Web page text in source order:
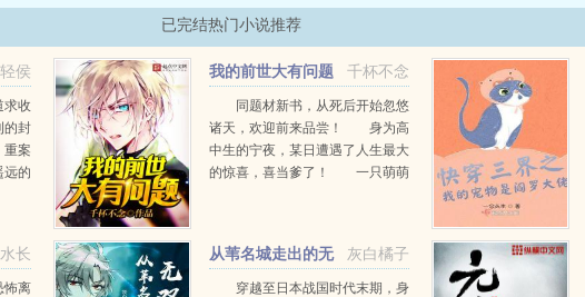
已完结热门小说推荐
轻侯
求收
的封
重案
远的
千杯不念
我的前世大有问题
同题材新书，从死后开始忽悠
诸天，欢迎前来品尝！ 身为高
中生的宁夜，某日遭遇了人生最大
的惊喜，喜当爹了！ 一只萌萌
长
怖离
灰白橘子
从苇名城走出的无
双剑圣穿越至日本战国时代末期，身